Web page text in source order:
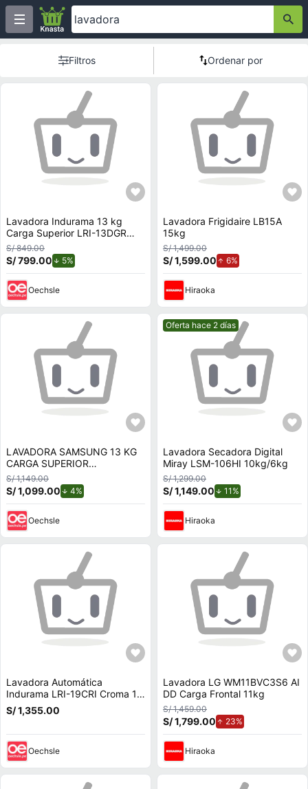
Filtros Ordenar por
Lavadora Indurama 13 kg
Carga Superior LRI-13DGR
Gris Oscuro
S/ 849.00
S/ 799.00 5%
Oechsle
Lavadora Frigidaire LB15A
15kg
S/ 1,499.00
S/ 1,599.00 6%
Hiraoka
LAVADORA SAMSUNG 13 KG
CARGA SUPERIOR
ECOBUBBLE
WA13CG5441BVPE NEGRO
S/ 1,149.00
S/ 1,099.00 4%
Oechsle
Mejor precio.
Oferta hace 2 días
Lavadora Secadora Digital
Miray LSM-106HI 10kg/6kg
S/ 1,299.00
S/ 1,149.00 11%
Hiraoka
Lavadora Automática
Indurama LRI-19CRI Croma 19
Kg
S/ 1,355.00
Oechsle
Lavadora LG WM11BVC3S6 AI
DD Carga Frontal 11kg
S/ 1,459.00
S/ 1,799.00 23%
Hiraoka